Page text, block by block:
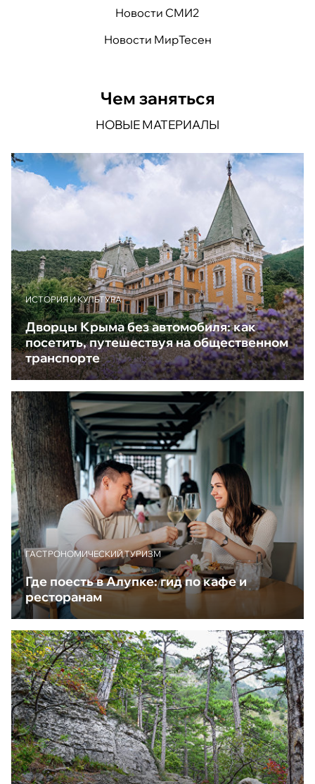
Новости СМИ2
Новости МирТесен
Чем заняться
НОВЫЕ МАТЕРИАЛЫ
ИСТОРИЯ И КУЛЬТУРА
Дворцы Крыма без автомобиля: как
посетить, путешествуя на общественном
транспорте
ГАСТРОНОМИЧЕСКИЙ ТУРИЗМ
Где поесть в Алупке: гид по кафе и
ресторанам